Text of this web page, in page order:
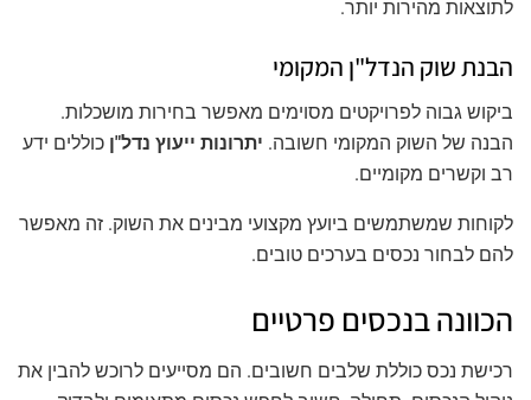
לתוצאות מהירות יותר.
הבנת שוק הנדל"ן המקומי
ביקוש גבוה לפרויקטים מסוימים מאפשר בחירות מושכלות.
הבנה של השוק המקומי חשובה. יתרונות ייעוץ נדל"ן כוללים ידע
רב וקשרים מקומיים.
לקוחות שמשתמשים ביועץ מקצועי מבינים את השוק. זה מאפשר
להם לבחור נכסים בערכים טובים.
הכוונה בנכסים פרטיים
רכישת נכס כוללת שלבים חשובים. הם מסייעים לרוכש להבין את